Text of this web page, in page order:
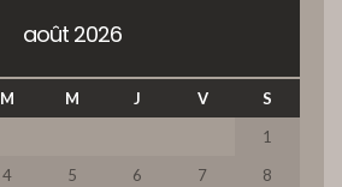
PROJET DE DIEU (Partie A)
LA BELLE ESTHER, QUI SAIT SI CE N'EST POUR UN
août 2026
M M J V
S
1
4 5 6 7
8